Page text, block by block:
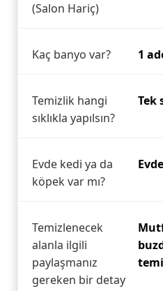
(Salon Hariç)
Kaç banyo var? 1
Temizlik hangi
sıklıkla yapılsın?
Tek
Evde kedi ya da
köpek var mı?
Temizlenecek
alanla ilgili
paylaşmanız
gereken bir detay